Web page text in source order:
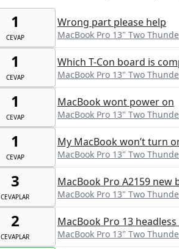
1
CEVAP
Wrong part please help
MacBook Pro 13" Two
1
CEVAP
Which T-Con board is
MacBook Pro 13" Two
1
CEVAP
MacBook wont power on
MacBook Pro 13" Two
1
CEVAP
My MacBook won’t turn
MacBook Pro 13" Two
3
CEVAPLAR
MacBook Pro A2159
MacBook Pro 13" Two
2
CEVAPLAR
MacBook Pro 13
MacBook Pro 13" Two